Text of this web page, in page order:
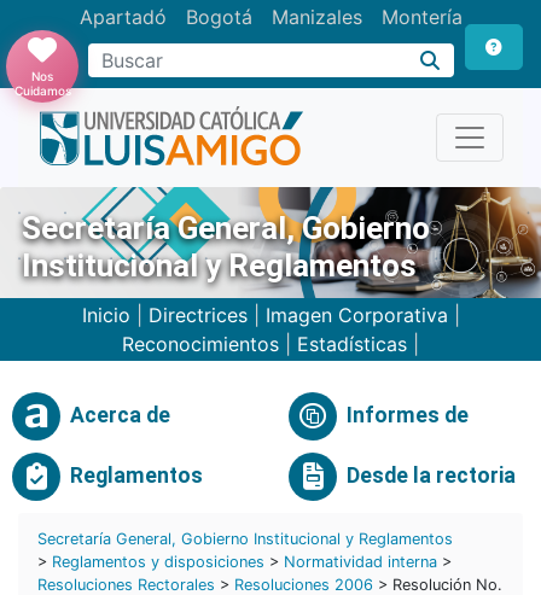
Apartadó Bogotá Manizales Montería
Buscar
Nos
Cuidamos
Secretaría General, Gobierno
Institucional y Reglamentos
Inicio Directrices| Imagen Corporativa
Reconocimientos
Estadísticas
Acerca de Informes de
Reglamentos Desde la rectoria
Secretaría General, Gobierno Institucional y Reglamentos
> Reglamentos y disposiciones > Normatividad interna >
Resoluciones Rectorales > Resoluciones 2006 > Resolución No.